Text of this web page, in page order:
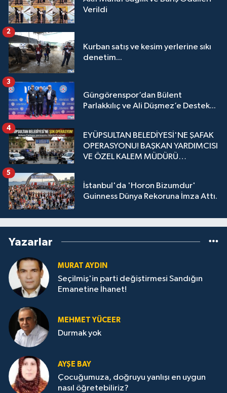
Verildi
Kurban satış ve kesim yerlerine sıkı
denetim...
2
Güngörenspor’dan Bülent
Parlakkılıç ve Ali Düşmez’e Destek...
3
EYÜPSULTAN BELEDİYESİ'NE ŞAFAK
OPERASYONU! BAŞKAN YARDIMCISI
VE ÖZEL KALEM MÜDÜRÜ
4
İstanbul'da 'Horon Bizumdur'
Guinness Dünya Rekoruna İmza Attı.
5
Yazarlar
MURAT AYDIN
Seçilmiş'in parti değiştirmesi Sandığın
Emanetine İhanet!
MEHMET YÜCEER
Durmak yok
AYŞE BAY
Çocuğumuza, doğruyu yanlışı en uygun
nasıl öğretebiliriz?